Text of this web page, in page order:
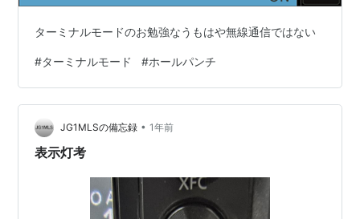
ターミナルモードのお勉強なうもはや無線通信ではない
#ターミナルモード #ホールパンチ
JG1MLSの備忘録 • 1年前
表示灯考